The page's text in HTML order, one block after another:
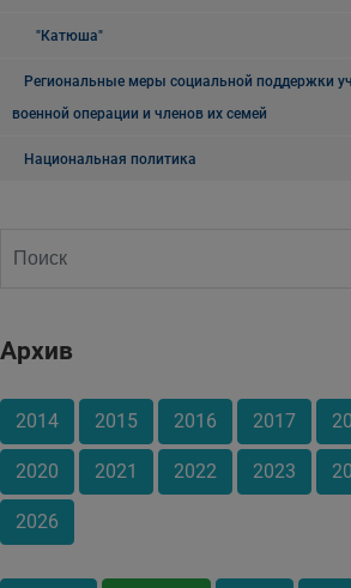
"Катюша"
Региональные меры социальной поддержки
военной операции и членов их семей
Национальная политика
Архив
2014 2015 2016 2017
2020 2021 2022 2023
2026